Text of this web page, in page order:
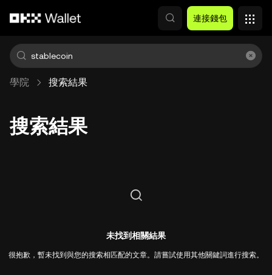
連接錢包
學院 搜索結果
搜索結果
未找到相關結果
很抱歉，暫未找到與您的搜索相匹配的文章。請嘗試使用其他關鍵詞進行搜索。